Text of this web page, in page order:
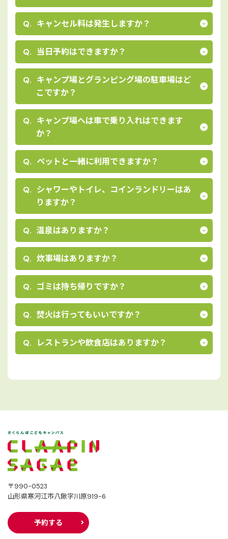
キャンセル料は発⽣しますか？
当⽇予約はできますか？
キャンプ場とグランピング場の駐⾞場はど
こですか？
キャンプ場へは⾞で乗り⼊れはできます
か？
ペットと⼀緒に利⽤できますか？
シャワーやトイレ、コインランドリーはあ
りますか？
温泉はありますか？
炊事場はありますか？
ゴミは持ち帰りですか？
焚⽕は⾏ってもいいですか？
レストランや飲⾷店はありますか？
〒990-0523
山形県寒河江市八鍬字川原919-6
予約する